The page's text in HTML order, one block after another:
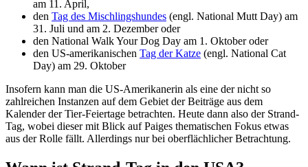
am 11. April,
den Tag des Mischlingshundes (engl. National Mutt Day) am
31. Juli und am 2. Dezember oder
den National Walk Your Dog Day am 1. Oktober oder
den US-amerikanischen Tag der Katze (engl. National Cat
Day) am 29. Oktober
Insofern kann man die US-Amerikanerin als eine der nicht so
zahlreichen Instanzen auf dem Gebiet der Beiträge aus dem
Kalender der Tier-Feiertage betrachten. Heute dann also der Strand-
Tag, wobei dieser mit Blick auf Paiges thematischen Fokus etwas
aus der Rolle fällt. Allerdings nur bei oberflächlicher Betrachtung.